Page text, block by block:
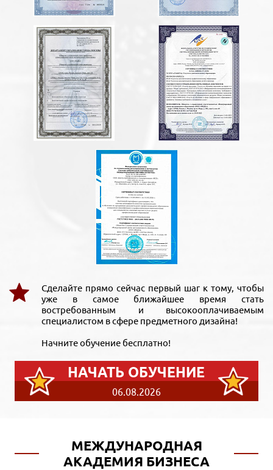
Сделайте прямо сейчас первый шаг к тому, чтобы
уже в самое ближайшее время стать
востребованным и высокооплачиваемым
специалистом в сфере предметного дизайна!
Начните обучение бесплатно!
НАЧАТЬ ОБУЧЕНИЕ
06.08.2026
МЕЖДУНАРОДНАЯ
АКАДЕМИЯ БИЗНЕСА